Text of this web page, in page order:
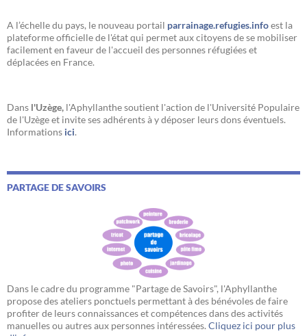
A l’échelle du pays, le nouveau portail parrainage.refugies.infoest la
plateforme officielle de l'état qui permet aux citoyens de se mobiliser
facilement en faveur de l'accueil des personnes réfugiées et
déplacées en France.
Dans l'Uzège, l'Aphyllanthe soutient l'action de l'Université Populaire
de l'Uzège et invite ses adhérents à y déposer leurs dons éventuels.
Informations ici.
PARTAGE DE SAVOIRS
Dans le cadre du programme "Partage de Savoirs", l'Aphyllanthe
propose des ateliers ponctuels permettant à des bénévoles de faire
profiter de leurs connaissances et compétences dans des activités
manuelles ou autres aux personnes intéressées. Cliquez ici pour plus